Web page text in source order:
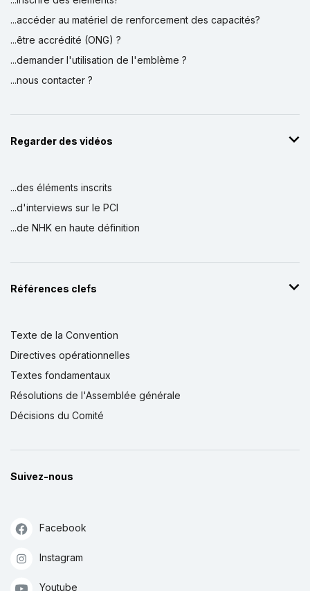
...accéder au matériel de renforcement des capacités?
...être accrédité (ONG) ?
...demander l'utilisation de l'emblème ?
...nous contacter ?
Regarder des vidéos
...des éléments inscrits
...d'interviews sur le PCI
...de NHK en haute définition
Références clefs
Texte de la Convention
Directives opérationnelles
Textes fondamentaux
Résolutions de l'Assemblée générale
Décisions du Comité
Suivez-nous
Facebook
Instagram
Youtube